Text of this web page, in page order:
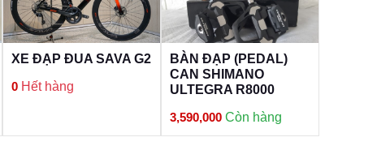
XE ĐẠP ĐUA SAVA G2
0 Hết hàng
BÀN ĐẠP (PEDAL)
CAN SHIMANO
ULTEGRA R8000
3,590,000 Còn hàng